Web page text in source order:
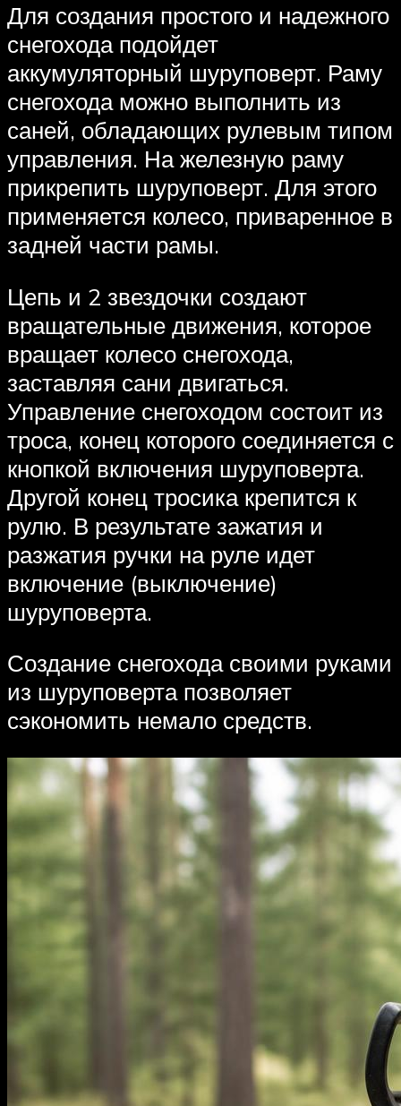
Для создания простого и надежного
снегохода подойдет
аккумуляторный шуруповерт. Раму
снегохода можно выполнить из
саней, обладающих рулевым типом
управления. На железную раму
прикрепить шуруповерт. Для этого
применяется колесо, приваренное в
задней части рамы.
Цепь и 2 звездочки создают
вращательные движения, которое
вращает колесо снегохода,
заставляя сани двигаться.
Управление снегоходом состоит из
троса, конец которого соединяется с
кнопкой включения шуруповерта.
Другой конец тросика крепится к
рулю. В результате зажатия и
разжатия ручки на руле идет
включение (выключение)
шуруповерта.
Создание снегохода своими руками
из шуруповерта позволяет
сэкономить немало средств.